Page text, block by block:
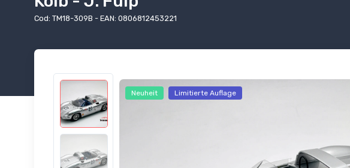
Cod: TM18-309B - EAN: 0806812453221
Neuheit Limitierte Auflage